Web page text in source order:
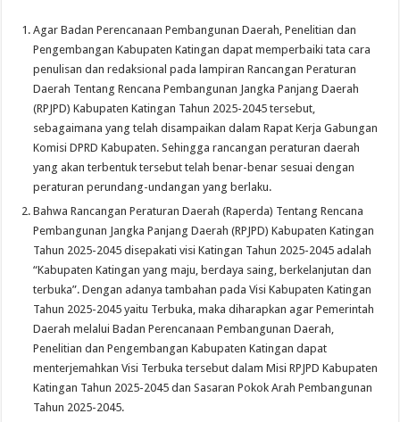
Agar Badan Perencanaan Pembangunan Daerah, Penelitian dan
Pengembangan Kabupaten Katingan dapat memperbaiki tata cara
penulisan dan redaksional pada lampiran Rancangan Peraturan
Daerah Tentang Rencana Pembangunan Jangka Panjang Daerah
(RPJPD) Kabupaten Katingan Tahun 2025-2045 tersebut,
sebagaimana yang telah disampaikan dalam Rapat Kerja Gabungan
Komisi DPRD Kabupaten. Sehingga rancangan peraturan daerah
yang akan terbentuk tersebut telah benar-benar sesuai dengan
peraturan perundang-undangan yang berlaku.
Bahwa Rancangan Peraturan Daerah (Raperda) Tentang Rencana
Pembangunan Jangka Panjang Daerah (RPJPD) Kabupaten Katingan
Tahun 2025-2045 disepakati visi Katingan Tahun 2025-2045 adalah
“Kabupaten Katingan yang maju, berdaya saing, berkelanjutan dan
terbuka”. Dengan adanya tambahan pada Visi Kabupaten Katingan
Tahun 2025-2045 yaitu Terbuka, maka diharapkan agar Pemerintah
Daerah melalui Badan Perencanaan Pembangunan Daerah,
Penelitian dan Pengembangan Kabupaten Katingan dapat
menterjemahkan Visi Terbuka tersebut dalam Misi RPJPD Kabupaten
Katingan Tahun 2025-2045 dan Sasaran Pokok Arah Pembangunan
Tahun 2025-2045.